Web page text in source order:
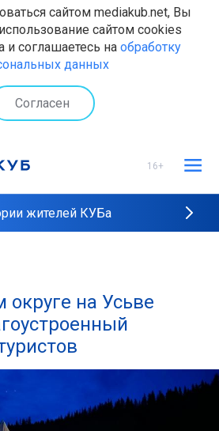
сайтом mediakub.net, Вы
сайтом cookies
и соглашаетесь на обработку
данных
Согласен
16+
жителей КУБа
округе на Усьве